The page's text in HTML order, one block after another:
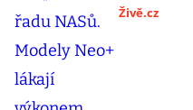
Živě.cz